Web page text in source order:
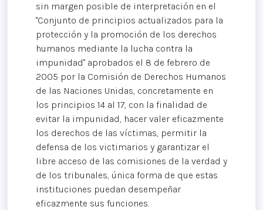
sin margen posible de interpretación en el
"Conjunto de principios actualizados para la
protección y la promoción de los derechos
humanos mediante la lucha contra la
impunidad" aprobados el 8 de febrero de
2005 por la Comisión de Derechos Humanos
de las Naciones Unidas, concretamente en
los principios 14 al 17, con la finalidad de
evitar la impunidad, hacer valer eficazmente
los derechos de las víctimas, permitir la
defensa de los victimarios y garantizar el
libre acceso de las comisiones de la verdad y
de los tribunales, única forma de que estas
instituciones puedan desempeñar
eficazmente sus funciones.